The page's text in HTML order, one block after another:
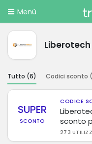
Menù
Tutto (6) Codici sconto (
SUPER
SCONTO
CODICE
sconto
273